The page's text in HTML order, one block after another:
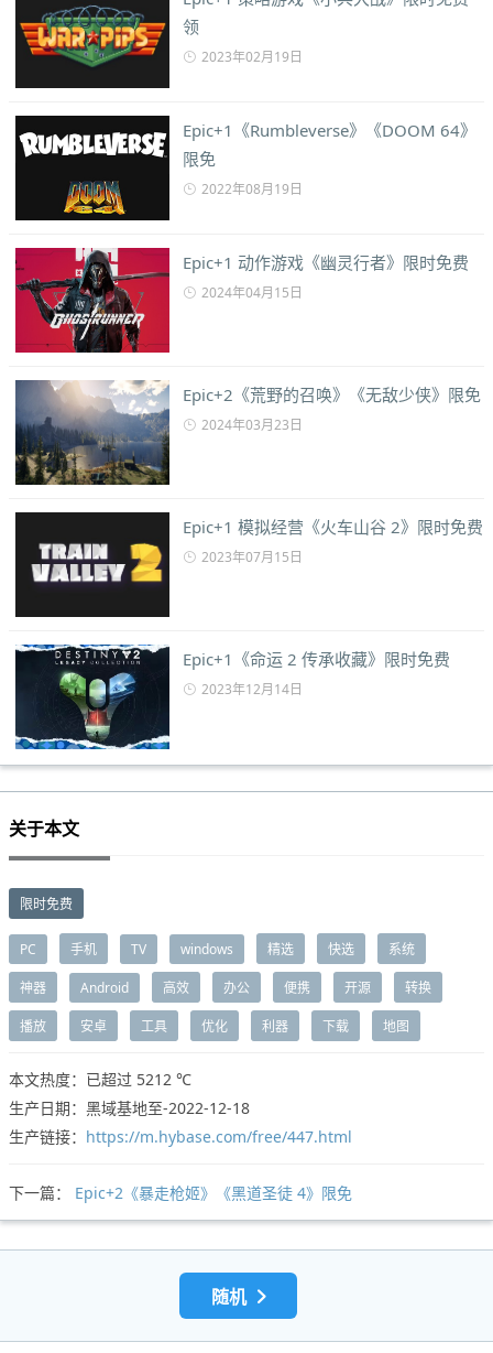
领
2023年02月19日
Epic+1《Rumbleverse》《DOOM 64》
限免
2022年08月19日
Epic+1 动作游戏《幽灵行者》限时免费
2024年04月15日
Epic+2《荒野的召唤》《无敌少侠》限免
2024年03月23日
Epic+1 模拟经营《火车山谷 2》限时免费
2023年07月15日
Epic+1《命运 2 传承收藏》限时免费
2023年12月14日
关于本文
限时免费
PC 手机 TV windows 精选 快选 系统
神器 Android 高效 办公 便携 开源 转换
播放 安卓 工具 优化 利器 下载 地图
本文热度：已超过 5212 ℃
生产日期：黑域基地至-2022-12-18
生产链接： https://m.hybase.com/free/447.html
下一篇： Epic+2《暴走枪姬》《黑道圣徒 4》限免
随机